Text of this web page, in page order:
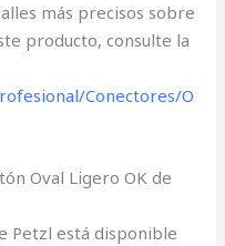
más precisos sobre
producto, consulte la
Conectores/O
Oval Ligero OK de
Petzl está disponible